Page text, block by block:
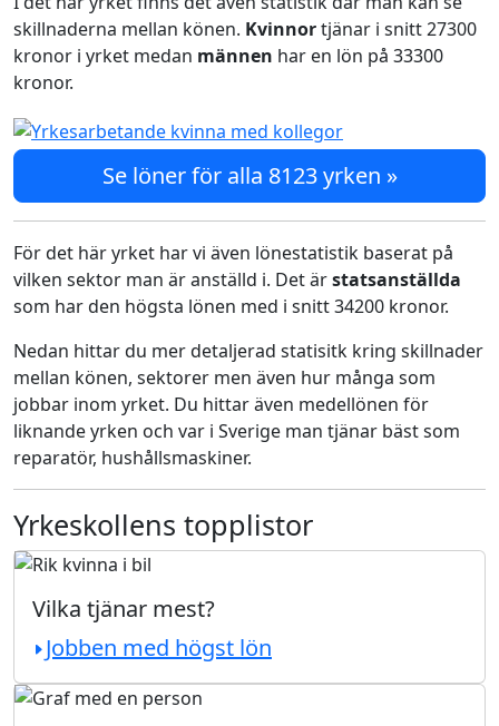
skillnaderna mellan könen. Kvinnortjänar i snitt 27300
kronor i yrket medan männen har en lön på 33300
kronor.
Se löner för alla 8123 yrken »
För det här yrket har vi även lönestatistik baserat på
vilken sektor man är anställd i. Det ärstatsanställda
som har den högsta lönen med i snitt 34200 kronor.
Nedan hittar du mer detaljerad statisitk kring skillnader
mellan könen, sektorer men även hur många som
jobbar inom yrket. Du hittar även medellönen för
liknande yrken och var i Sverige man tjänar bäst som
reparatör, hushållsmaskiner.
Yrkeskollens topplistor
Vilka tjänar mest?
Jobben med högst lön